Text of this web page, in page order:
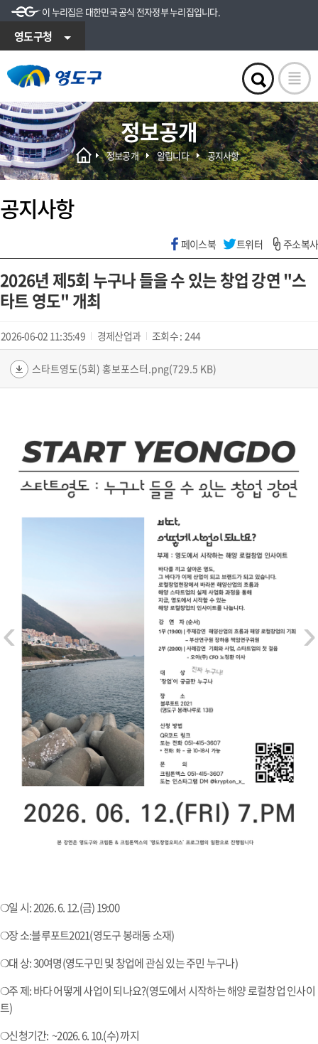
이 누리집은 대한민국 공식 전자정부 누리집입니다.
영도구청
정보공개
정보공개 알립니다 공지사항
공지사항
페이스북 트위터 주소복사
2026년 제5회 누구나 들을 수 있는 창업 강연 "스
타트 영도" 개최
2026-06-02 11:35:49 경제산업과 조회수 : 244
스타트영도(5회) 홍보포스터.png(729.5 KB)
‹ ›
❍일 시: 2026. 6. 12.(금) 19:00
❍장 소:블루포트2021(영도구 봉래동 소재)
❍대 상: 30여명(영도구민 및 창업에 관심 있는 주민 누구나)
❍주 제: 바다 어떻게 사업이 되나요?(영도에서 시작하는 해양 로컬창업 인사이
트)
❍신청기간: ~2026. 6. 10.(수) 까지